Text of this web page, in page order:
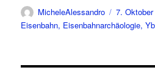
Autor
MicheleAlessandro
am
7.
Eisenbahn, Eisenbahnarchäologie,